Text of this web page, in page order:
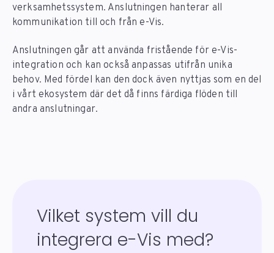
verksamhetssystem. Anslutningen hanterar all
kommunikation till och från e-Vis.
Anslutningen går att använda fristående för e-Vis-
integration och kan också anpassas utifrån unika
behov. Med fördel kan den dock även nyttjas som en del
i vårt ekosystem där det då finns färdiga flöden till
andra anslutningar.
Vilket system vill du
integrera e-Vis med?